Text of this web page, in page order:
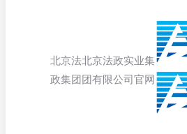
北京法
政集团
北京法政实业集
团有限公司官网